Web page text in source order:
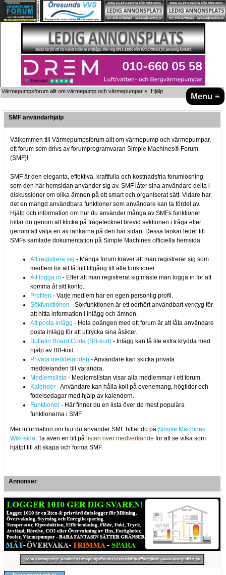
Menu ≡
Värmepumpsforum allt om värmepump och värmepumpar » Hjälp
SMF användarhjälp
Välkommen till Värmepumpsforum allt om värmepump och värmepumpar,
ett forum som drivs av forumprogramvaran Simple Machines® Forum
(SMF)!
SMF är den eleganta, effektiva, kraftfulla och kostnadsfria forumlösning
som den här hemsidan använder sig av. SMF låter sina användare delta i
diskussioner om olika ämnen på ett smart och organiserat sätt. Vidare har
det en mängd användbara funktioner som användare kan ta fördel av.
Hjälp och information om hur du använder många av SMFs funktioner
hittar du genom att klicka på frågetecknet brevid sektionen i fråga eller
genom att välja en av länkarna på den här sidan. Dessa länkar leder till
SMFs samlade dokumentation på Simple Machines officiella hemsida.
Att registrera sig - Många forum kräver att man registrerar sig som
medlem för att få full tillgång till alla funktioner.
Att logga in - Efter att man registrerat sig måste man logga in för att
komma åt sitt konto.
Profilen - Varje medlem har en egen personlig profil.
Sökfunktionen - Sökfunktionen är ett oerhört användbart verktyg för
att hitta information i inlägg och ämnen.
Att posta inlägg - Hela poängen med ett forum är att låta användare
posta inlägg för att uttrycka sina åsikter.
Bulletin Board Code (BB-kod) - Inlägg kan få lite extra krydda med
hjälp av BB-kod.
Privata meddelanden - Användare kan skicka privata
meddelanden till varandra.
Medlemslista - Medlemslistan visar alla medlemmar i ett forum.
Kalender - Användare kan hålla koll på evenemang, högtider och
födelsedagar med hjälp av kalendern.
Funktioner - Här finner du en lista över de mest populära
funktionerna i SMF.
Mer information om hur du använder SMF hittar du påSimple Machines
Wiki-sida. Ta även en titt på listan över medverkande för att se vilka som
hjälpt till att skapa och forma SMF.
Annonser